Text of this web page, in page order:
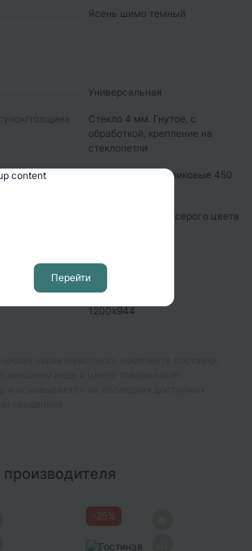
Ясень шимо темный
Универсальная
толщина
Стекло 4 мм. Гнутое, с
обработкой, крепление на
стеклопетли
Направяющие роликовые 450
размер
С-17 Пластмасса серого цвета
Штанга металл
1200х944
25%
Перейти